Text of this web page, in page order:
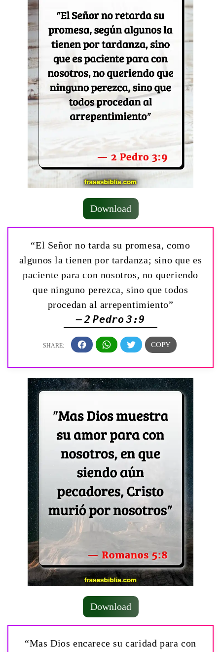
Download
“El Señor no tarda su promesa, como
algunos la tienen por tardanza; sino que es
paciente para con nosotros, no queriendo
que ninguno perezca, sino que todos
procedan al arrepentimiento”
— 2 Pedro 3:9
Download
“Mas Dios encarece su caridad para con